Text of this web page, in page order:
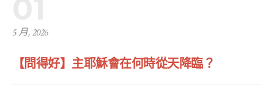
5 月, 2026
【問得好】主耶穌會在何時從天降臨？